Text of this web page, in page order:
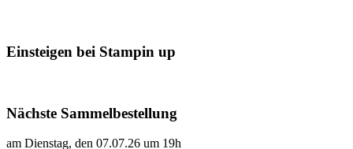
Einsteigen bei Stampin up
Nächste Sammelbestellung
am Dienstag, den 07.07.26 um 19h